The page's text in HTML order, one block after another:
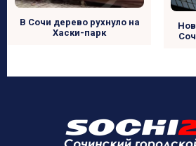
В Сочи дерево рухнуло на
Хаски-парк